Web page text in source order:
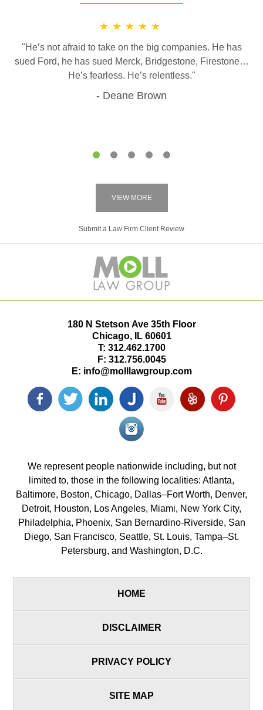
★★★★★
"He’s not afraid to take on the big companies. He has
sued Ford, he has sued Merck, Bridgestone, Firestone…
He’s fearless. He’s relentless."
Deane Brown
VIEW MORE
Submit a Law Firm Client Review
180 N Stetson Ave 35th Floor
Chicago, IL 60601
T: 312.462.1700
F: 312.756.0045
E: info@molllawgroup.com
Facebook
icon
Twitter
icon
LinkedIn
icon
Justia
icon
YouTube
icon
Yelp
icon
Pinterest
icon
Instagram<
icon/span>
We represent people nationwide including, but not
limited to, those in the following localities: Atlanta,
Baltimore, Boston, Chicago, Dallas–Fort Worth, Denver,
Detroit, Houston, Los Angeles, Miami, New York City,
Philadelphia, Phoenix, San Bernardino-Riverside, San
Diego, San Francisco, Seattle, St. Louis, Tampa–St.
Petersburg, and Washington, D.C.
HOME
DISCLAIMER
PRIVACY POLICY
SITE MAP